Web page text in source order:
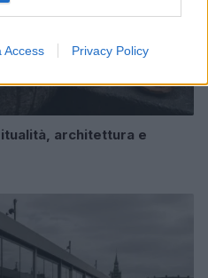
Access Privacy Policy
architettura e